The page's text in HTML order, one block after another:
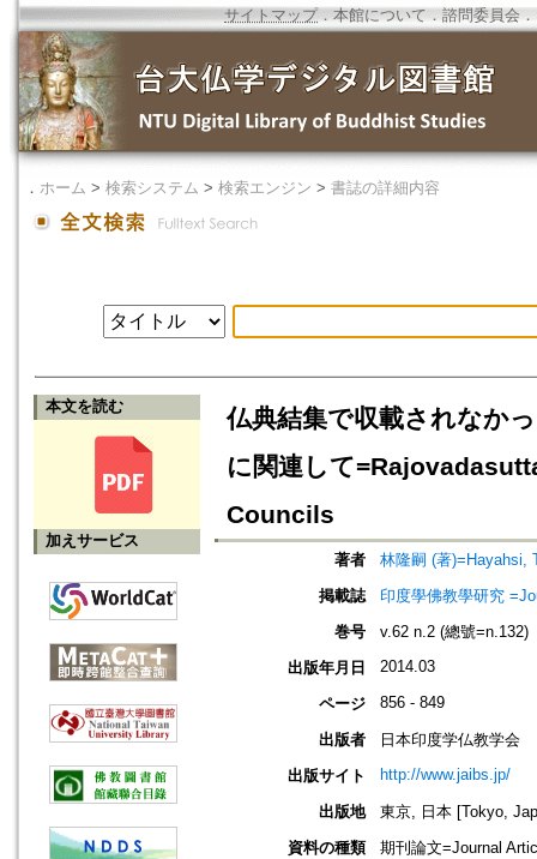
サイトマップ．本館について ． 諮問委員会 ．
． ホーム > 検索システム > 検索エンジン > 書誌の詳細内容
本文を読む
加えサービス
仏典結集で収載されなか
に関連して
Councils
著者
林隆嗣 (著)=Hayahsi,
掲載誌
印度學佛教學研究
巻号
v.62 n.2 (總號=n.132)
出版年月日
2014.03
ページ 856 - 849
出版者
日本印度学仏教学会
出版サイト
http://www.jaibs.jp/
出版地
東京, 日本 [Tokyo,
資料の種類
期刊論文=Journal